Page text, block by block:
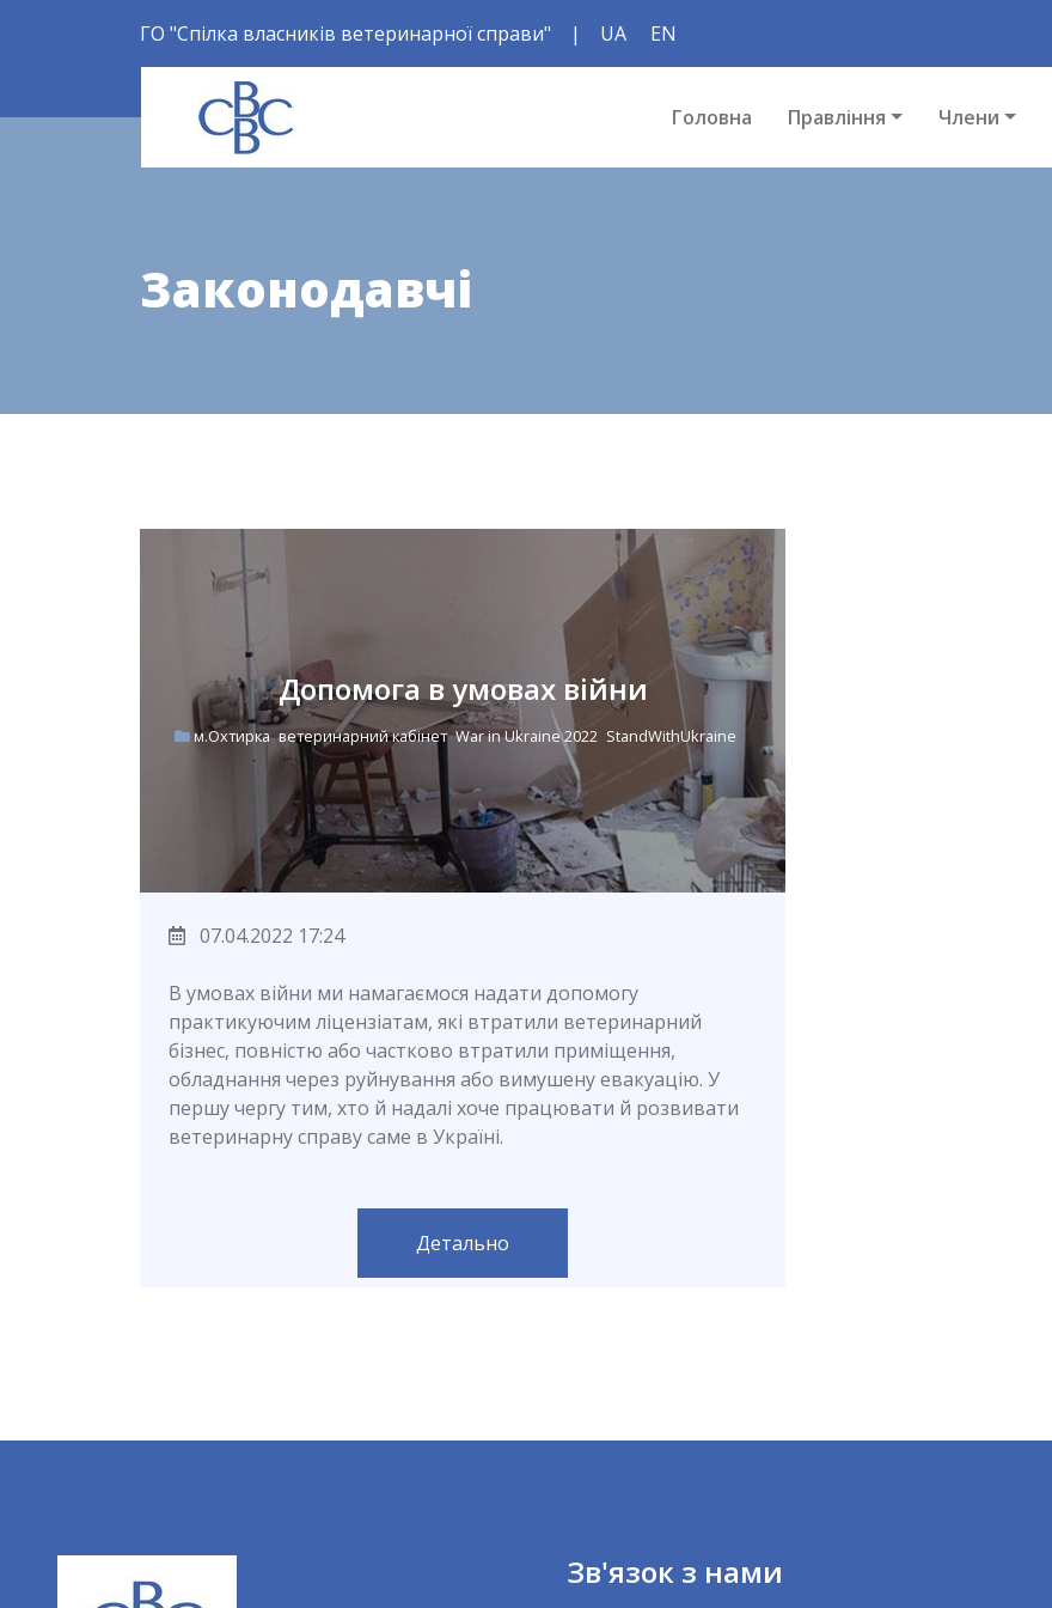
ГО "Спілка власників ветеринарної справи" | UA EN
Головна Правління Члени
Законодавчі
Допомога в умовах війни
м.Охтирка ветеринарний кабінет War in Ukraine 2022 StandWithUkraine
07.04.2022 17:24
В умовах війни ми намагаємося надати допомогу
практикуючим ліцензіатам, які втратили ветеринарний
бізнес, повністю або частково втратили приміщення,
обладнання через руйнування або вимушену евакуацію. У
першу чергу тим, хто й надалі хоче працювати й розвивати
ветеринарну справу саме в Україні.
Детально
Зв'язок з нами